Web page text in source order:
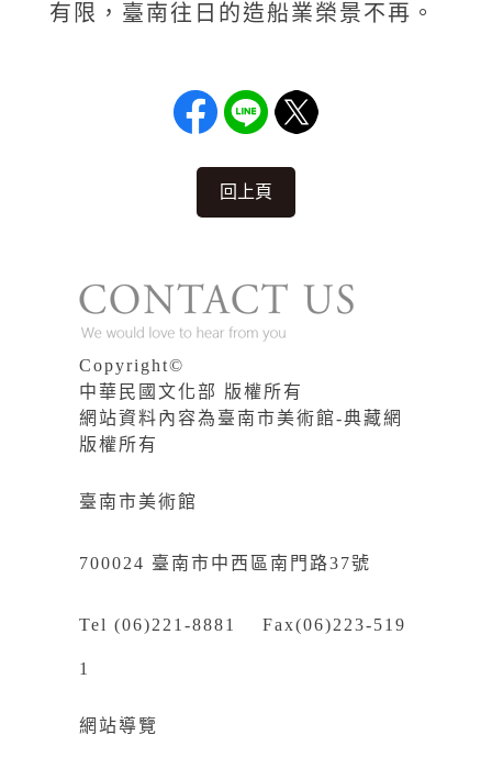
有限，臺南往日的造船業榮景不再。
回上頁
Copyright©
中華民國文化部 版權所有
網站資料內容為臺南市美術館-典藏網
版權所有
臺南市美術館
700024 臺南市中西區南門路37號
Tel (06)221-8881 Fax(06)223-519
1
網站導覽